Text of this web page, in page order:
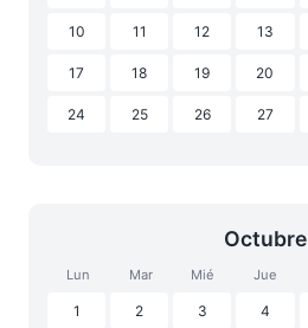
10 11 12 13
17 18 19 20
24 25 26 27
Octubre
Lun Mar Mié Jue
1 2 3 4